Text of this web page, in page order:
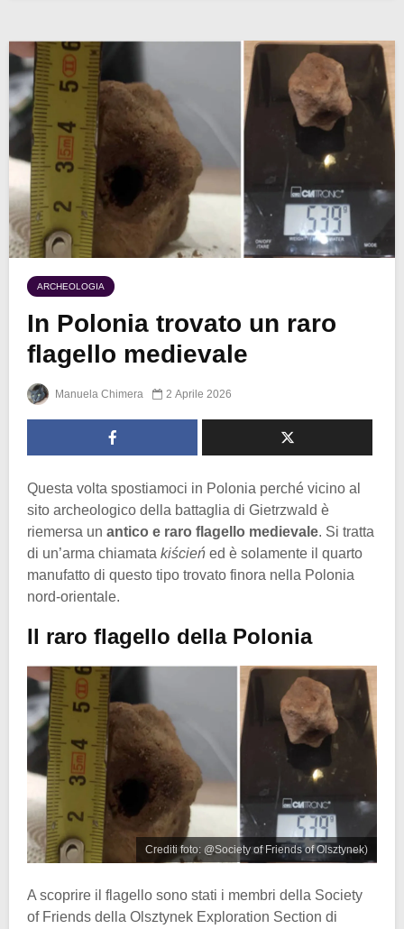
ARCHEOLOGIA
In Polonia trovato un raro
flagello medievale
Manuela Chimera 2 Aprile 2026
Questa volta spostiamoci in Polonia perché vicino al
sito archeologico della battaglia di Gietrzwald è
riemersa un antico e raro flagello medievale. Si tratta
di un’arma chiamata kiścień ed è solamente il quarto
manufatto di questo tipo trovato finora nella Polonia
nord-orientale.
Il raro flagello della Polonia
Crediti foto: @Society of Friends of Olsztynek)
A scoprire il flagello sono stati i membri della Society
of Friends della Olsztynek Exploration Section di